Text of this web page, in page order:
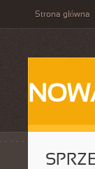
Strona główna